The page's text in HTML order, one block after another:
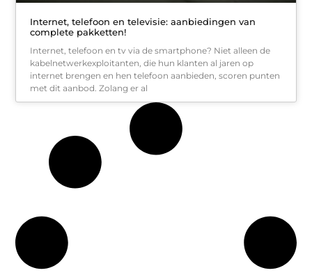
Internet, telefoon en televisie: aanbiedingen van
complete pakketten!
Internet, telefoon en tv via de smartphone? Niet alleen de
kabelnetwerkexploitanten, die hun klanten al jaren op
internet brengen en hen telefoon aanbieden, scoren punten
met dit aanbod. Zolang er al